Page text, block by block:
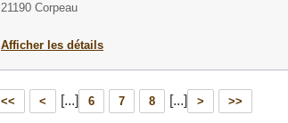
21190 Corpeau
Afficher les détails
<< < [...] 6 7 8 [...] > >>